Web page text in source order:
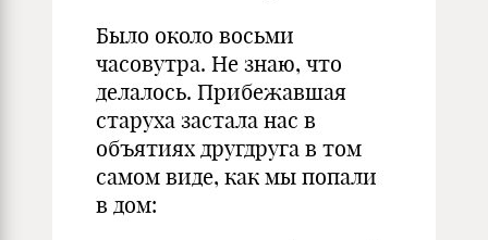
Было около восьми
часовутра. Не знаю, что
дела­лось. Прибежавшая
старуха застала нас в
объятиях другдруга в том
самом виде, как мы попали
в дом: